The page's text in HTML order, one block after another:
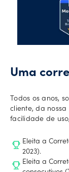
Uma
Todos os anos,
cliente, da
facilidade de
Eleita a
2023).
Eleita a